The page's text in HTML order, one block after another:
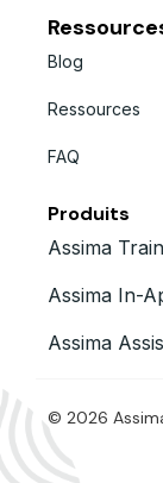
Blog
Ressources
FAQ
Produits
Assima Train
Assima In-
Assima
© 2026